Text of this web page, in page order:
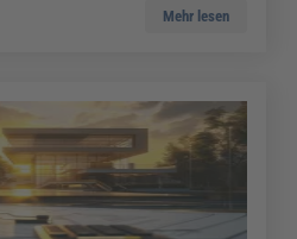
Mehr lesen